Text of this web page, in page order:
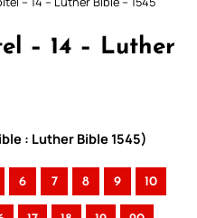
– 14 – Luther
: Luther Bible 1545)
6 7 8 9 10